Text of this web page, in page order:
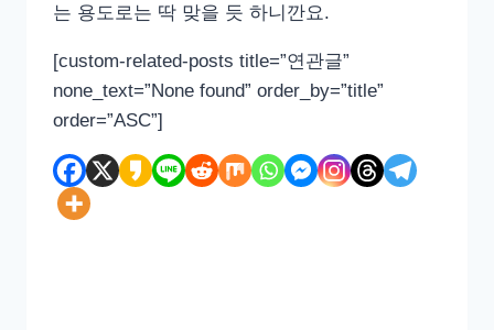
는 용도로는 딱 맞을 듯 하니깐요.
[custom-related-posts title=”연관글”
none_text=”None found” order_by=”title”
order=”ASC”]